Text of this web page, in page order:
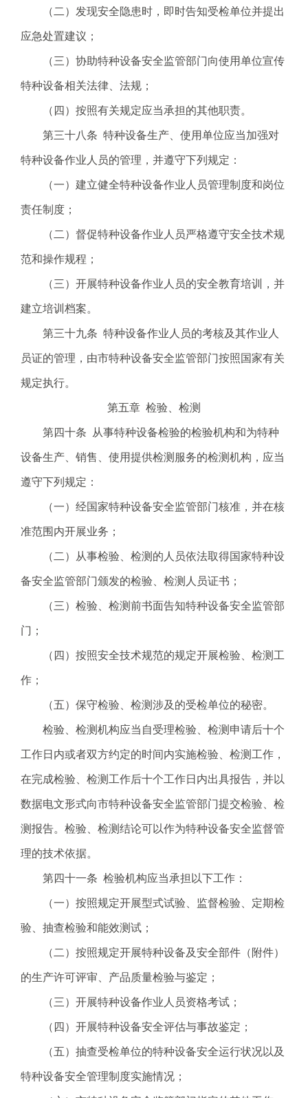
（二）发现安全隐患时，即时告知受检单位并提出
应急处置建议；
（三）协助特种设备安全监管部门向使用单位宣传
特种设备相关法律、法规；
（四）按照有关规定应当承担的其他职责。
第三十八条 特种设备生产、使用单位应当加强对
特种设备作业人员的管理，并遵守下列规定：
（一）建立健全特种设备作业人员管理制度和岗位
责任制度；
（二）督促特种设备作业人员严格遵守安全技术规
范和操作规程；
（三）开展特种设备作业人员的安全教育培训，并
建立培训档案。
第三十九条 特种设备作业人员的考核及其作业人
员证的管理，由市特种设备安全监管部门按照国家有关
规定执行。
第五章 检验、检测
第四十条 从事特种设备检验的检验机构和为特种
设备生产、销售、使用提供检测服务的检测机构，应当
遵守下列规定：
（一）经国家特种设备安全监管部门核准，并在核
准范围内开展业务；
（二）从事检验、检测的人员依法取得国家特种设
备安全监管部门颁发的检验、检测人员证书；
（三）检验、检测前书面告知特种设备安全监管部
门；
（四）按照安全技术规范的规定开展检验、检测工
作；
（五）保守检验、检测涉及的受检单位的秘密。
检验、检测机构应当自受理检验、检测申请后十个
工作日内或者双方约定的时间内实施检验、检测工作，
在完成检验、检测工作后十个工作日内出具报告，并以
数据电文形式向市特种设备安全监管部门提交检验、检
测报告。检验、检测结论可以作为特种设备安全监督管
理的技术依据。
第四十一条 检验机构应当承担以下工作：
（一）按照规定开展型式试验、监督检验、定期检
验、抽查检验和能效测试；
（二）按照规定开展特种设备及安全部件（附件）
的生产许可评审、产品质量检验与鉴定；
（三）开展特种设备作业人员资格考试；
（四）开展特种设备安全评估与事故鉴定；
（五）抽查受检单位的特种设备安全运行状况以及
特种设备安全管理制度实施情况；